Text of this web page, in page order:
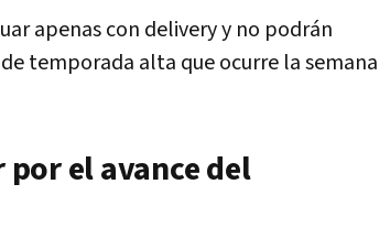
apenas con delivery y no podrán
temporada alta que ocurre la semana
el avance del